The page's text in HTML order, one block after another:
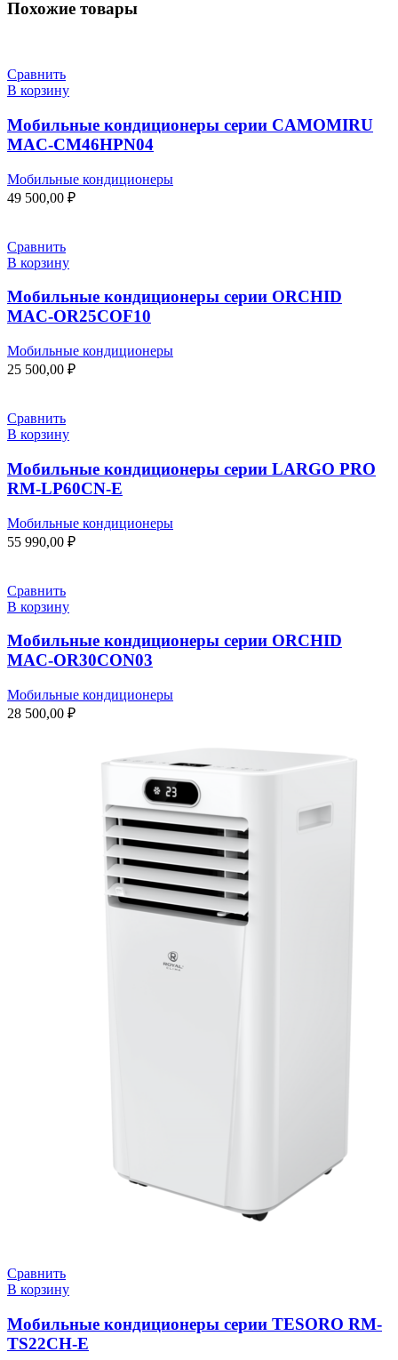
Похожие товары
Сравнить
В корзину
Мобильные кондиционеры cерии CAMOMIRU
MAC-CM46HPN04
Мобильные кондиционеры
49 500,00 ₽
Сравнить
В корзину
Мобильные кондиционеры серии ORCHID
MAC-OR25COF10
Мобильные кондиционеры
25 500,00 ₽
Сравнить
В корзину
Мобильные кондиционеры cерии LARGO PRO
RM-LP60CN-E
Мобильные кондиционеры
55 990,00 ₽
Сравнить
В корзину
Мобильные кондиционеры серии ORCHID
MAC-OR30CON03
Мобильные кондиционеры
28 500,00 ₽
Сравнить
В корзину
Мобильные кондиционеры cерии TESORO RM-
TS22CH-E